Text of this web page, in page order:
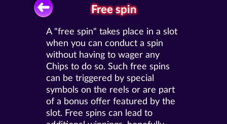
Free spin
A "free spin" takes place in a slot
when you can conduct a spin
without having to wager any
Chips to do so. Such free spins
can be triggered by special
symbols on the reels or are part
of a bonus offer featured by the
slot. Free spins can lead to